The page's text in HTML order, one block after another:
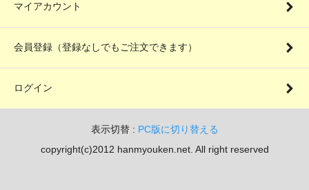
マイアカウント
会員登録（登録なしでもご注文できます）
ログイン
表示切替 : PC版に切り替える
copyright(c)2012 hanmyouken.net. All right reserved